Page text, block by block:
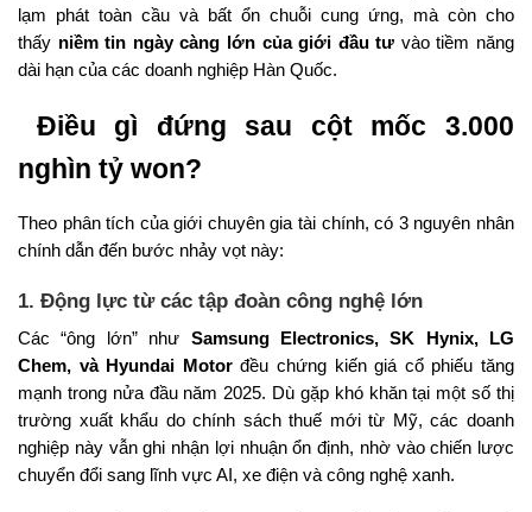
lạm phát toàn cầu và bất ổn chuỗi cung ứng, mà còn cho
thấy niềm tin ngày càng lớn của giới đầu tư vào tiềm năng
dài hạn của các doanh nghiệp Hàn Quốc.
Điều gì đứng sau cột mốc 3.000
nghìn tỷ won?
Theo phân tích của giới chuyên gia tài chính, có 3 nguyên nhân
chính dẫn đến bước nhảy vọt này:
1. Động lực từ các tập đoàn công nghệ lớn
Các “ông lớn” như Samsung Electronics, SK Hynix, LG
Chem, và Hyundai Motorđều chứng kiến giá cổ phiếu tăng
mạnh trong nửa đầu năm 2025. Dù gặp khó khăn tại một số thị
trường xuất khẩu do chính sách thuế mới từ Mỹ, các doanh
nghiệp này vẫn ghi nhận lợi nhuận ổn định, nhờ vào chiến lược
chuyển đổi sang lĩnh vực AI, xe điện và công nghệ xanh.